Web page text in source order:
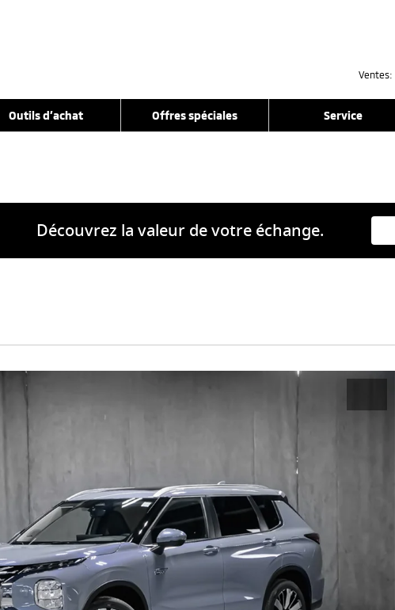
Ventes:
Outils d’achat Offres spéciales Service
Découvrez la valeur de votre échange.